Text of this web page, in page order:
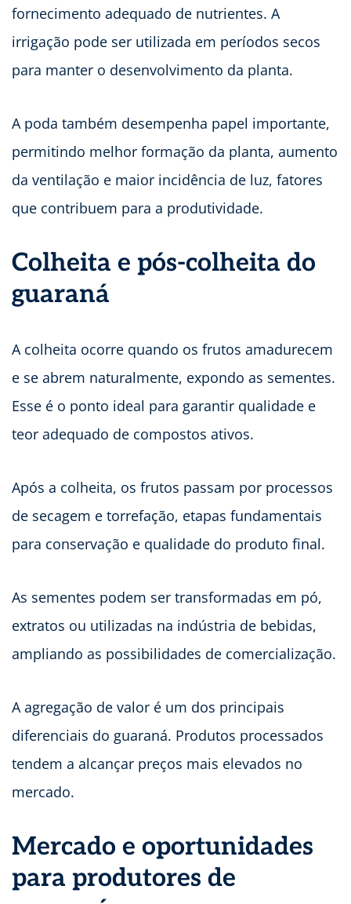
fornecimento adequado de nutrientes. A
irrigação pode ser utilizada em períodos secos
para manter o desenvolvimento da planta.
A poda também desempenha papel importante,
permitindo melhor formação da planta, aumento
da ventilação e maior incidência de luz, fatores
que contribuem para a produtividade.
Colheita e pós-colheita do
guaraná
A colheita ocorre quando os frutos amadurecem
e se abrem naturalmente, expondo as sementes.
Esse é o ponto ideal para garantir qualidade e
teor adequado de compostos ativos.
Após a colheita, os frutos passam por processos
de secagem e torrefação, etapas fundamentais
para conservação e qualidade do produto final.
As sementes podem ser transformadas em pó,
extratos ou utilizadas na indústria de bebidas,
ampliando as possibilidades de comercialização.
A agregação de valor é um dos principais
diferenciais do guaraná. Produtos processados
tendem a alcançar preços mais elevados no
mercado.
Mercado e oportunidades
para produtores de